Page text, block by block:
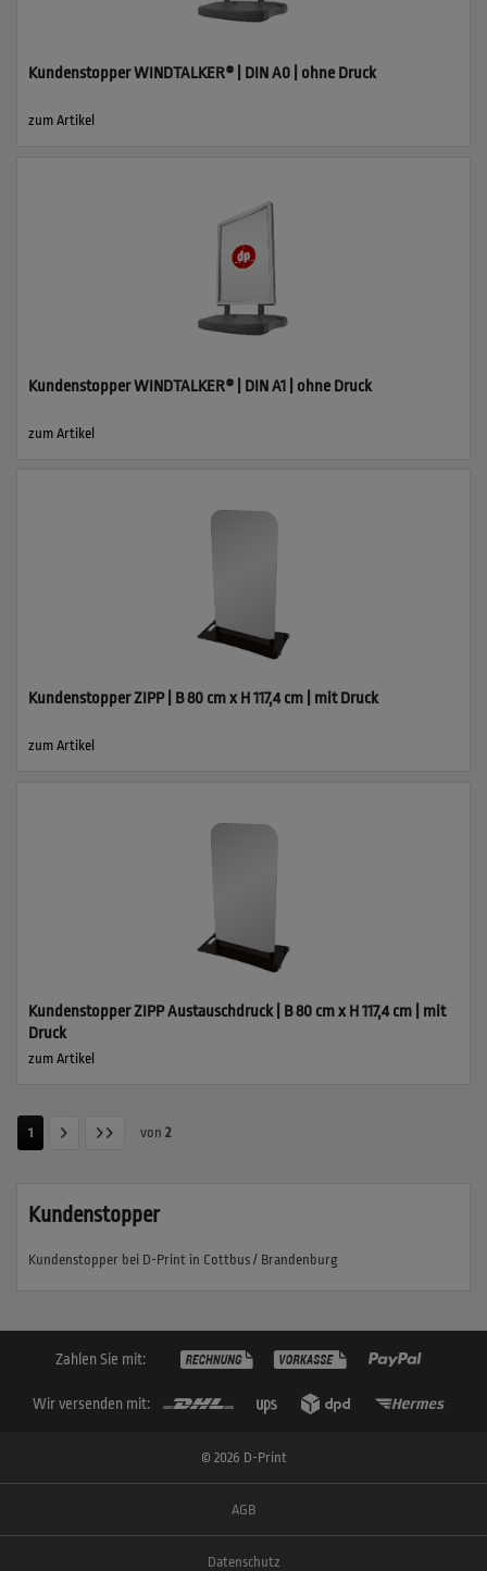
Kundenstopper WINDTALKER® | DIN A0 | ohne Druck
zum Artikel
Kundenstopper WINDTALKER® | DIN A1 | ohne Druck
zum Artikel
Kundenstopper ZIPP | B 80 cm x H 117,4 cm | mit Druck
zum Artikel
Kundenstopper ZIPP Austauschdruck | B 80 cm x H 117,4 cm | mit
Druck
zum Artikel
1 von 2
Kundenstopper
Kundenstopper bei D-Print in Cottbus / Brandenburg
Zahlen Sie mit:
Wir versenden mit:
© 2026 D-Print
AGB
Datenschutz